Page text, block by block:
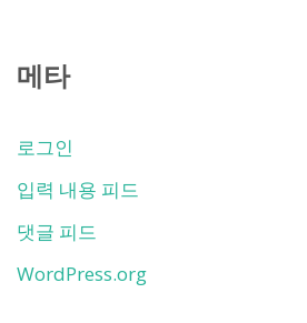
메타
로그인
입력 내용 피드
댓글 피드
WordPress.org